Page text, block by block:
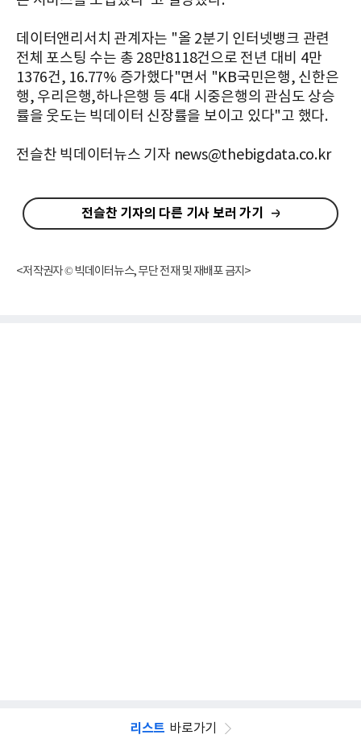
데이터앤리서치 관계자는 "올 2분기 인터넷뱅크 관련
전체 포스팅 수는 총 28만8118건으로 전년 대비 4만
1376건, 16.77% 증가했다"면서 "KB국민은행, 신한은
행, 우리은행,하나은행 등 4대 시중은행의 관심도 상승
률을 웃도는 빅데이터 신장률을 보이고 있다"고 했다.
전슬찬 빅데이터뉴스 기자 news@thebigdata.co.kr
전슬찬 기자의 다른 기사 보러 가기
<저작권자 © 빅데이터뉴스, 무단 전재 및 재배포 금지>
리스트 바로가기